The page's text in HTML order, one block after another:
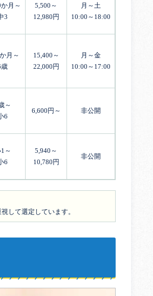
月～
3
5,500～
12,980円
月～土
10:00～18:00
月～
15,400～
22,000円
月～金
10:00～17:00
～
6
6,600円～ 非公開
～
6
5,940～
10,780円
非公開
して選定しています。